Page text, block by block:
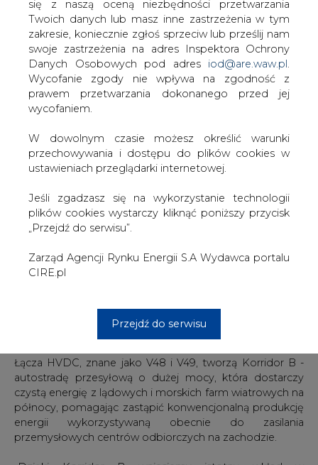
się z naszą oceną niezbędności przetwarzania
Twoich danych lub masz inne zastrzeżenia w tym
zakresie, koniecznie zgłoś sprzeciw lub prześlij nam
swoje zastrzeżenia na adres Inspektora Ochrony
Danych Osobowych pod adres iod@are.waw.pl
Wycofanie zgody nie wpływa na zgodność z
prawem przetwarzania dokonanego przed jej
wycofaniem.
W dowolnym czasie możesz określić warunki
przechowywania i dostępu do plików cookies w
ustawieniach przeglądarki internetowej.
Jeśli zgadzasz się na wykorzystanie technologii
plików cookies wystarczy kliknąć poniższy przycisk
„Przejdź do serwisu”.
Zarząd Agencji Rynku Energii S.A Wydawca portalu
CIRE.pl
Przejdź do serwisu
euro z niemieckim operatorem systemu
przesyłowego (OSP), firmą Amprion, na
dostawę czterech stacji
przekształtnikowych dla dwóch
systemów przesyłu wysokiego napięcia
prądu stałego (HVDC), które będą
wspierać w Niemczech transformację w
Zamówienia te są następstwem umowy rezerwacji mocy
produkcyjnych podpisanej we wrześniu 2023 roku, na
jako preferowany dostawca czterech stacji
przekształtnikowych, jakie mają zostać zbudowane w
punktach przyłączenia do sieci w Heide, Wilhelmshaven,
Wspomniana umowa rezerwacji mocy produkcyjnych
zwiększanie zatrudnienia na potrzeby terminowej
Łącza HVDC, znane jako V48 i V49, tworzą Korridor B -
autostradę przesyłową o dużej mocy, która dostarczy
czystą energię z lądowych i morskich farm wiatrowych na
północy, pomagając zastąpić konwencjonalną produkcję
energii wykorzystywaną obecnie do zasilania
przemysłowych centrów odbiorczych na zachodzie.